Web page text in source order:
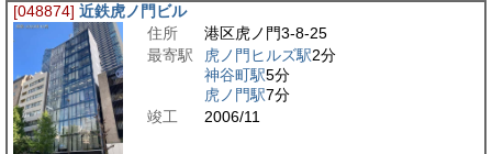
[048874] 近鉄虎ノ門ビル
住所
港区虎ノ門3-8-25
最寄駅
虎ノ門ヒルズ駅2分
神谷町駅5分
虎ノ門駅7分
竣工
2006/11